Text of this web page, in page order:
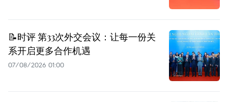
📝时评 第33次外交会议：让每一份关
系开启更多合作机遇
07/08/2026 01:00